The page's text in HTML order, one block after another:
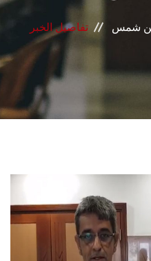
المراكز والوحدات
الأنظمة الذكية
الطلاب
هيئة التدريس
شمس تفاصيل الخبر